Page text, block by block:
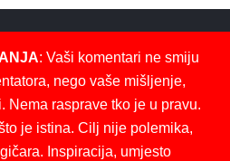
: Vaši komentari ne smiju
nego vaše mišljenje,
Nema rasprave tko je u pravu.
je istina. Cilj nije polemika,
Inspiracija, umjesto